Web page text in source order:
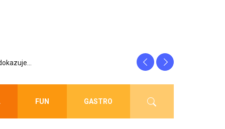
c... PreviousNext
FUN GASTRO